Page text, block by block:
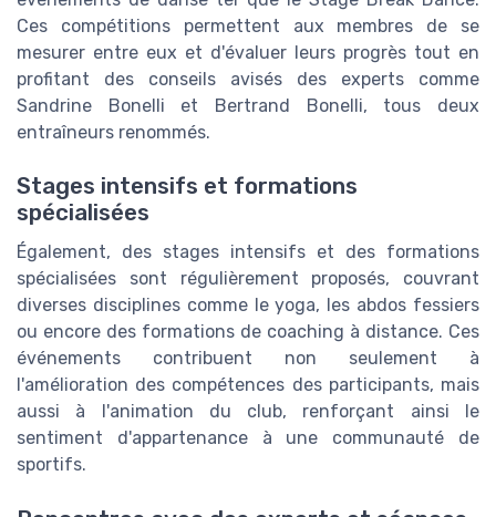
Ces compétitions permettent aux membres de se
mesurer entre eux et d'évaluer leurs progrès tout en
profitant des conseils avisés des experts comme
Sandrine Bonelli et Bertrand Bonelli, tous deux
entraîneurs renommés.
Stages intensifs et formations
spécialisées
Également, des stages intensifs et des formations
spécialisées sont régulièrement proposés, couvrant
diverses disciplines comme le yoga, les abdos fessiers
ou encore des formations de coaching à distance. Ces
événements contribuent non seulement à
l'amélioration des compétences des participants, mais
aussi à l'animation du club, renforçant ainsi le
sentiment d'appartenance à une communauté de
sportifs.